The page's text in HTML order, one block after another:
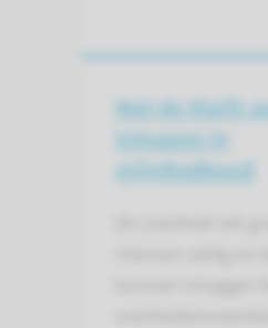
Met de DigiD-
inloggen in
mijnRadboud